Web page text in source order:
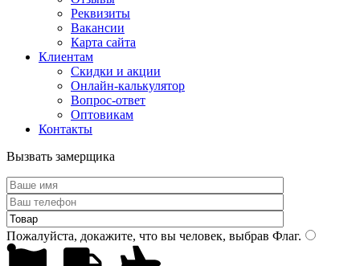
Реквизиты
Вакансии
Карта сайта
Клиентам
Скидки и акции
Онлайн-калькулятор
Вопрос-ответ
Оптовикам
Контакты
Вызвать замерщика
Пожалуйста, докажите, что вы человек, выбрав Флаг.